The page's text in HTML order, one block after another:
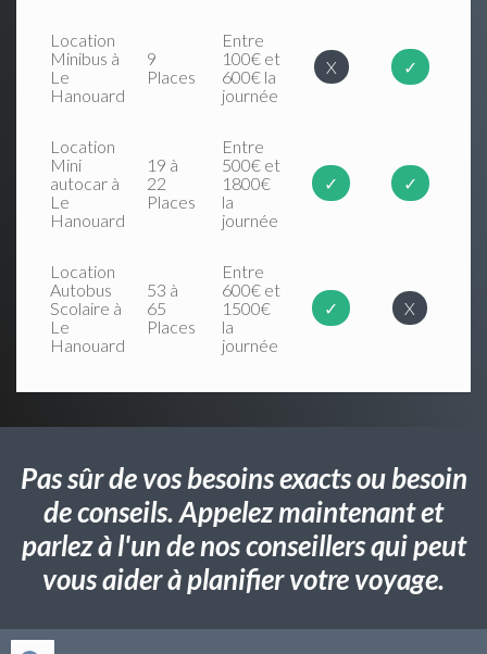
Location
Minibus à
Le
Hanouard
9
Places
Entre
100€ et
600€ la
journée
X ✓
Location
Mini
autocar à
Le
Hanouard
19 à
22
Places
Entre
500€ et
1800€
la
journée
✓ ✓
Location
Autobus
Scolaire à
Le
Hanouard
53 à
65
Places
Entre
600€ et
1500€
la
journée
✓ X
Pas sûr de vos besoins exacts ou besoin
de conseils. Appelez maintenant et
parlez à l'un de nos conseillers qui peut
vous aider à planifier votre voyage.